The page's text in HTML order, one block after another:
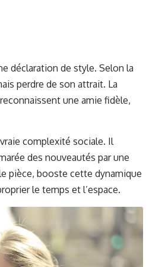
déclaration de style. Selon la
perdre de son attrait. La
une amie fidèle,
complexité sociale. Il
des nouveautés par une
pièce, booste cette dynamique
le temps et l’espace.